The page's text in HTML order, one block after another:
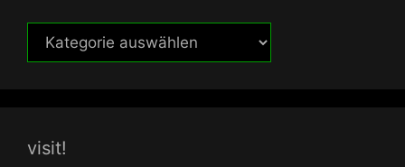
themen
visit!